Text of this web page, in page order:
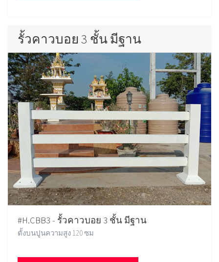
รั้วคาวบอย 3 ชั้น มีฐาน
#H.CBB3 - รั้วคาวบอย 3 ชั้น มีฐาน
ตั้งบนปูนความสูง 120 ซม